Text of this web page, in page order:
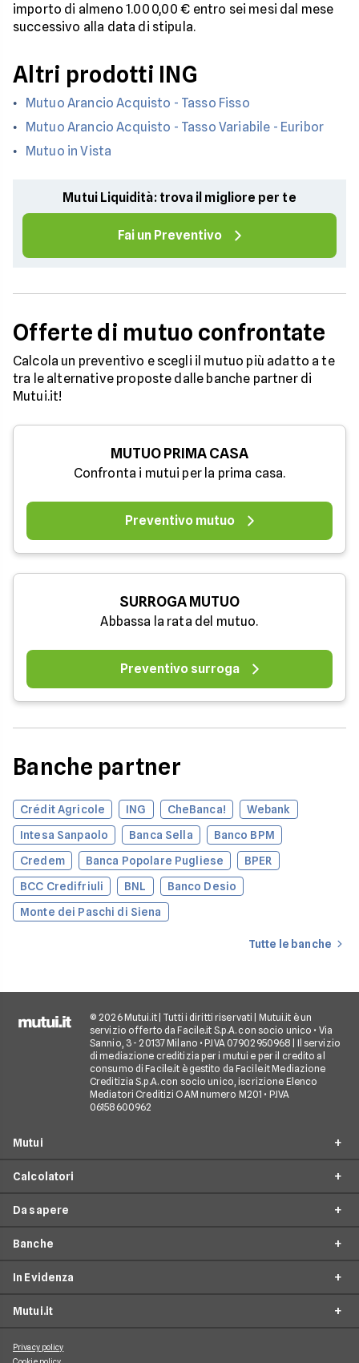
importo di almeno 1.000,00 € entro sei mesi dal mese
successivo alla data di stipula.
Altri prodotti ING
Mutuo Arancio Acquisto - Tasso Fisso
Mutuo Arancio Acquisto - Tasso Variabile - Euribor
Mutuo in Vista
Mutui Liquidità: trova il migliore per te
Fai un Preventivo
Offerte di mutuo confrontate
Calcola un preventivo e scegli il mutuo più adatto a te
tra le alternative proposte dalle banche partner di
Mutui.it!
MUTUO PRIMA CASA
Confronta i mutui per la prima casa.
Preventivo mutuo
SURROGA MUTUO
Abbassa la rata del mutuo.
Preventivo surroga
Banche partner
Crédit Agricole ING CheBanca!
Webank
Intesa Sanpaolo
Banca Sella
Banco BPM
Credem
Banca Popolare Pugliese
BPER
BCC Credifriuli
BNL
Banco Desio
Monte dei Paschi di Siena
Tutte le banche
© 2026 Mutui.it | Tutti i diritti riservati | Mutui.it è un
servizio offerto da Facile.it S.p.A. con socio unico • Via
Sannio, 3 - 20137 Milano • P.IVA 07902950968 | Il servizio
di mediazione creditizia per i mutui e per il credito al
consumo di Facile.it è gestito da Facile.it Mediazione
Creditizia S.p.A. con socio unico, iscrizione Elenco
Mediatori Creditizi OAM numero M201 • P.IVA
06158600962
Mutui
Mutuo Seconda Casa
Surroga Mutuo
Mutuo per Liquidità
Calcolatori
Simulazione Mutuo
Calcolo Piano di Ammortamento
Calcolo Importo da Rata
Da sapere
Tassi di interesse mutui
Rinegoziazione mutuo o surroga?
Spese accessorie mutuo
Banche
Fineco
In Evidenza
Mutuo 90 per cento
Mutui.it
Guide
Privacy policy